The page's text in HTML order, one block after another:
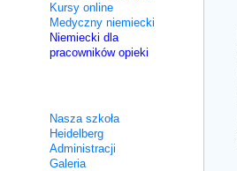
Kursy online
Medyczny niemiecki
Niemiecki dla
pracowników opieki
Nasza szkoła
Heidelberg
Administracji
Galeria